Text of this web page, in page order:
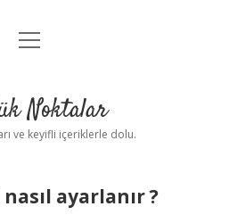
Anasayfa
Uyarı
menüyü
Noktalar
ve keyifli içeriklerle dolu.
ayarlanır ?